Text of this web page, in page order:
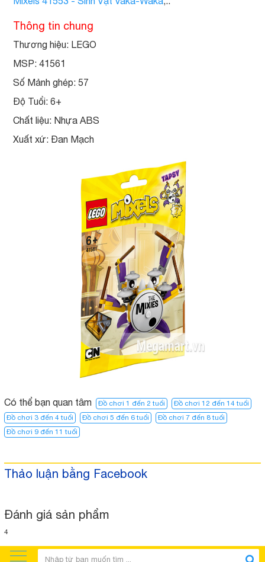
Thông tin chung
Thương hiệu: LEGO
MSP: 41561
Số Mảnh ghép: 57
Độ Tuổi: 6+
Chất liệu: Nhựa ABS
Xuất xứ: Đan Mạch
Có thể bạn quan tâm Đồ chơi 1 đến 2 tuổi
Đồ chơi 12 đến 14 tuổi
Đồ chơi 3 đến 4 tuổi
Đồ chơi 5 đến 6 tuổi
Đồ chơi 7 đến 8 tuổi
Đồ chơi 9 đến 11 tuổi
Thảo luận bằng Facebook
Đánh giá sản phẩm
4